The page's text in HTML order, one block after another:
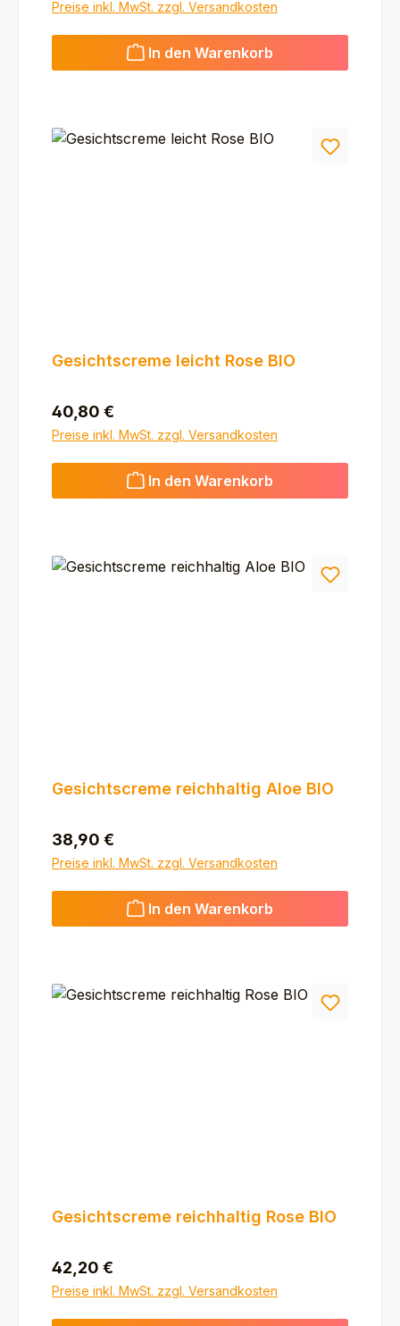
Preise inkl. MwSt. zzgl. Versandkosten
In den Warenkorb
Gesichtscreme leicht Rose BIO
Regulärer Preis:
40,80 €
Preise inkl. MwSt. zzgl. Versandkosten
In den Warenkorb
Gesichtscreme reichhaltig Aloe BIO
Regulärer Preis:
38,90 €
Preise inkl. MwSt. zzgl. Versandkosten
In den Warenkorb
Gesichtscreme reichhaltig Rose BIO
Regulärer Preis:
42,20 €
Preise inkl. MwSt. zzgl. Versandkosten